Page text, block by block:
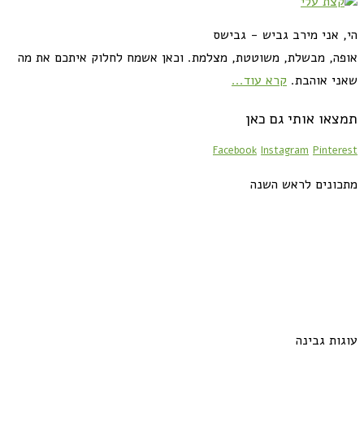
הי, אני מירב גביש - גבישס
אופה, מבשלת, משוטטת, מצלמת. וכאן אשמח לחלוק איתכם את מה
שאני אוהבת. קרא עוד...
תמצאו אותי גם כאן
Facebook Instagram Pinterest
מתכונים לראש השנה
עוגות גבינה